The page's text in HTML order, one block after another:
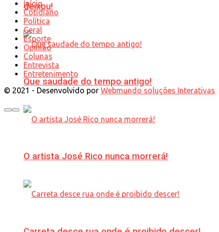
deixou!
Que saudade do tempo antigo!
O artista José Rico nunca morrerá!
Início
Cotidiano
Política
Geral
Esporte
Opinião
Colunas
Entrevista
Entretenimento
© 2021 - Desenvolvido por Webmundo soluções Interativas